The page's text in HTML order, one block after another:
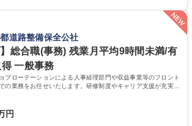
など。 【1日の対応件数】■電話：月間一人当たり
40件前後 募集職種 中野本社【お客様
をもとにより良い商品づくりへ貢献
立ち以降もしっかりフォローする体制を整えていま
。 【当社について】キリングループの広報機能を担
との出会いを大切にし、磨き上げたホスピタリティ
ションをとりながら広報関連業務を行っておりま
道路整備保全公社
】総合職(事務) 残業月平均9時間未満/有
一般事務
ブローテーションによる人事経理部門や収益事業等のフロント
の業務をお任せいたします。研修制度やキャリア支援が充実し
細
円